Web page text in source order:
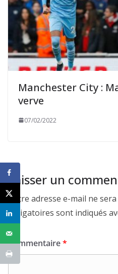
Manchester City :
verve
07/02/2022
Laisser un
Votre adresse e-mail ne
obligatoires sont indiqués
Commentaire*